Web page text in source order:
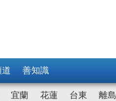
道 善知識
宜蘭 花蓮 台東 離島